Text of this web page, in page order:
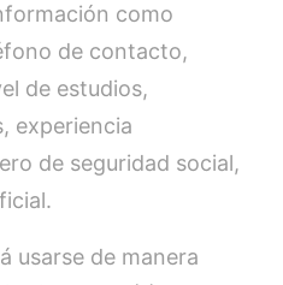
como
de contacto,
de estudios,
experiencia
de seguridad social,
usarse de manera